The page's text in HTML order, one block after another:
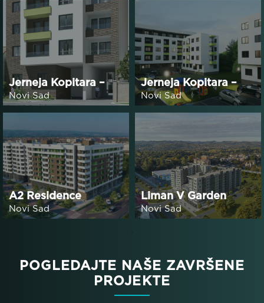
Jerneja Kopitara –
Faza 2
Novi Sad
Jerneja Kopitara –
Faza 1
Novi Sad
A2 Residence
Novi Sad
Liman V Garden
Residence
Novi Sad
POGLEDAJTE NAŠE ZAVRŠENE
PROJEKTE